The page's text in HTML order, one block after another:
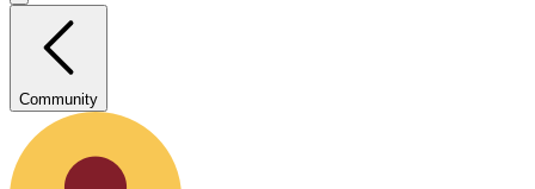
Community